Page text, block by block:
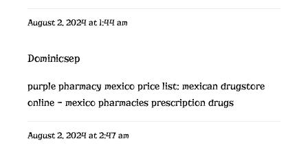
August 2, 2024 at 1:44 am
Dominicsep
purple pharmacy mexico price list: mexican drugstore
online – mexico pharmacies prescription drugs
August 2, 2024 at 2:47 am